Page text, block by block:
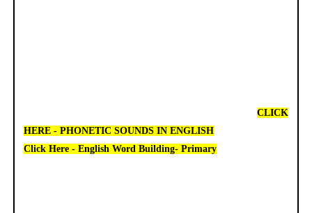
CLICK
HERE - PHONETIC SOUNDS IN ENGLISH
Click Here - English Word Building- Primary